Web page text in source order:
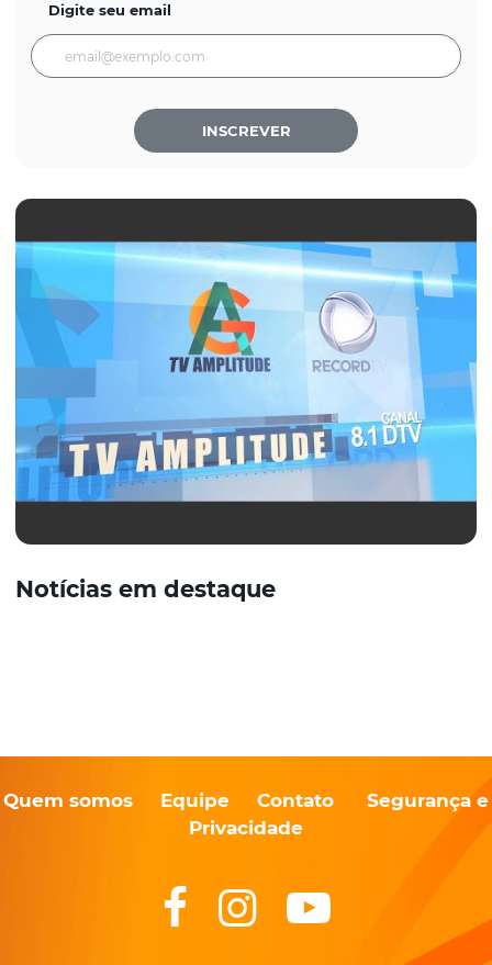
Digite seu email
INSCREVER
Notícias em destaque
Quem somos Equipe Contato
Segurança e
Privacidade